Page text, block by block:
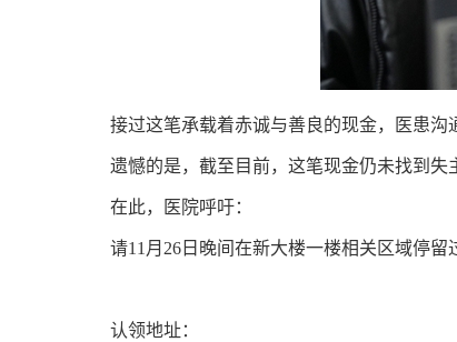
接过这笔承载着赤诚与善良的现金，医患沟
遗憾的是，截至目前，这笔现金仍未找到失
在此，医院呼吁：
请11月26日晚间在新大楼一楼相关区域停
认领地址：